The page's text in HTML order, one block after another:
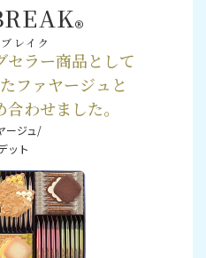
®
レイク
セラー商品として
ファヤージュと
わせました。
ージュ/
ット